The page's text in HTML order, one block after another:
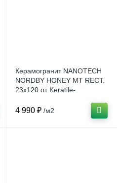
Керамогранит NANOTECH
NORDBY HONEY MT RECT.
23x120 от Keratile-
4 990 ₽ /м2